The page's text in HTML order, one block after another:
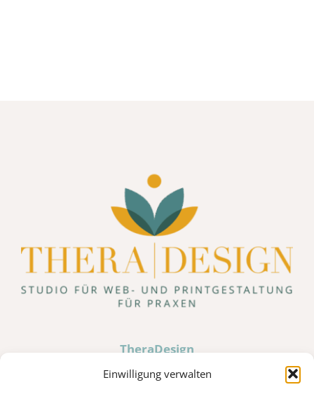
Einwilligung verwalten
TheraDesign
Hochweiler 10 · D-87527 Sonthofen